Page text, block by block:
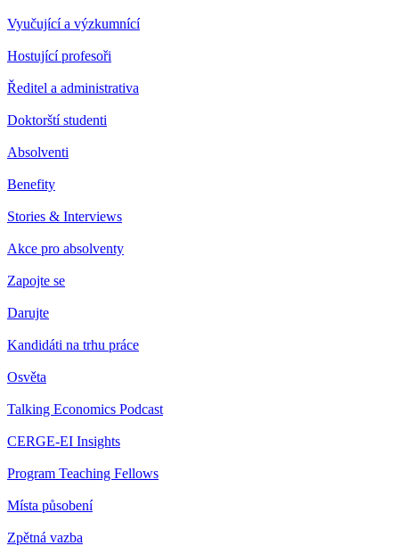
Vyučující a výzkumnící
Hostující profesoři
Ředitel a administrativa
Doktorští studenti
Absolventi
Benefity
Stories & Interviews
Akce pro absolventy
Zapojte se
Darujte
Kandidáti na trhu práce
Osvěta
Talking Economics Podcast
CERGE-EI Insights
Program Teaching Fellows
Místa působení
Zpětná vazba